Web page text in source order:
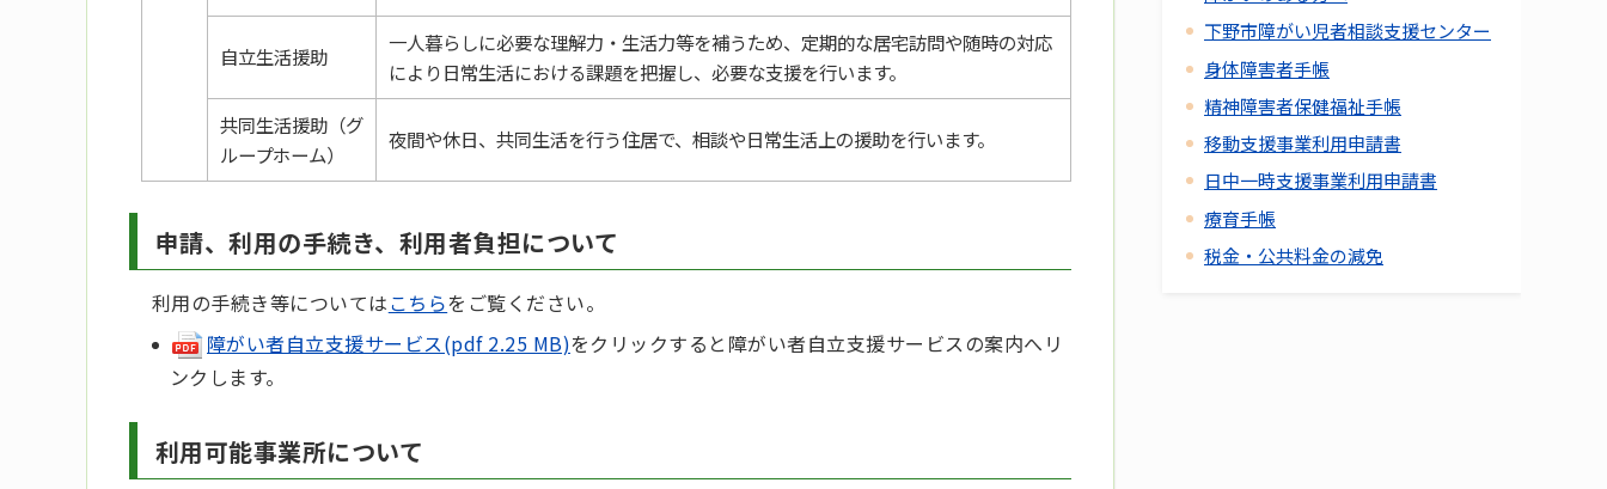
自立生活援助
一人暮らしに必要な理解力・生活力等を補うため、定期的な居宅訪問や随時の対応
により日常生活における課題を把握し、必要な支援を行います。
共同生活援助（グ
ループホーム）
夜間や休日、共同生活を行う住居で、相談や日常生活上の援助を行います。
申請、利用の手続き、利用者負担について
利用の手続き等についてはこちらをご覧ください。
障がい者自立支援サービス(pdf 2.25 MB)をクリックすると障がい者自立支援サービスの案内へリ
ンクします。
利用可能事業所について
下野市障がい児者相談支援センター
身体障害者手帳
精神障害者保健福祉手帳
移動支援事業利用申請書
日中一時支援事業利用申請書
療育手帳
税金・公共料金の減免